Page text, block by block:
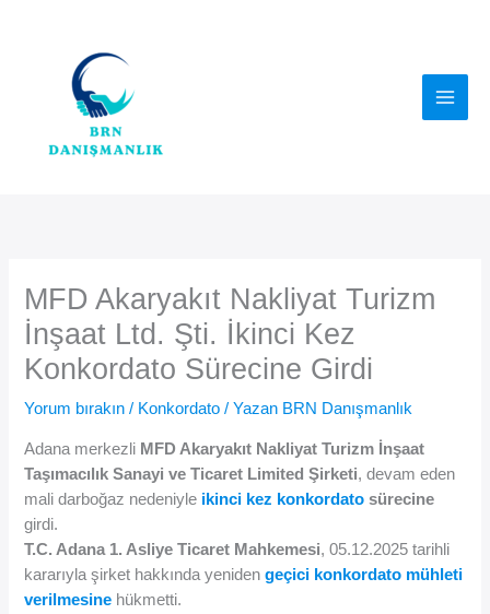
MFD Akaryakıt Nakliyat Turizm
İnşaat Ltd. Şti. İkinci Kez
Konkordato Sürecine Girdi
Yorum bırakın / Konkordato / Yazan BRN Danışmanlık
Adana merkezli MFD Akaryakıt Nakliyat Turizm İnşaat
Taşımacılık Sanayi ve Ticaret Limited Şirketi, devam eden
mali darboğaz nedeniyle ikinci kez konkordatosürecine
girdi.
T.C. Adana 1. Asliye Ticaret Mahkemesi, 05.12.2025 tarihli
kararıyla şirket hakkında yenidengeçici konkordato mühleti
verilmesine hükmetti.